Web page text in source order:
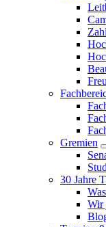
Gremien
30 Jahre
Wir